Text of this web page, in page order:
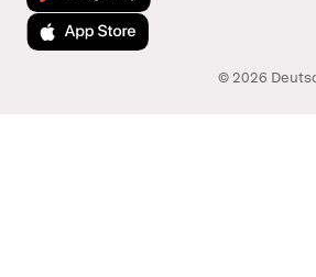
Laden im App Store
© 2026